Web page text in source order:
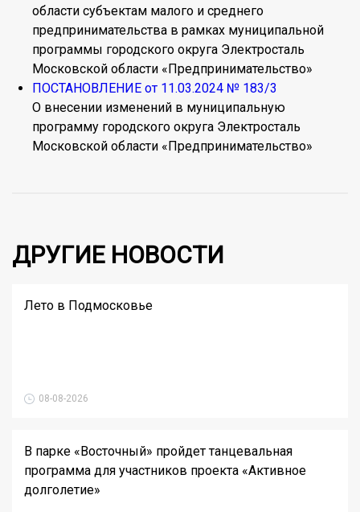
области субъектам малого и среднего
предпринимательства в рамках муниципальной
программы городского округа Электросталь
Московской области «Предпринимательство»
ПОСТАНОВЛЕНИЕ от 11.03.2024 № 183/3
О внесении изменений в муниципальную
программу городского округа Электросталь
Московской области «Предпринимательство»
ДРУГИЕ НОВОСТИ
Лето в Подмосковье
08-08-2026
В парке «Восточный» пройдет танцевальная
программа для участников проекта «Активное
долголетие»